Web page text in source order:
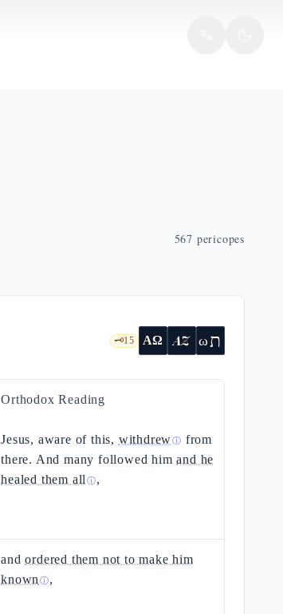
567 pericopes
🗝️15 ΑΩ AZ ωת
Orthodox Reading
Jesus, aware of this, withdrewⓘ from
there. And many followed himand he
healed them all ⓘ,
andordered them not to make him
known ⓘ,